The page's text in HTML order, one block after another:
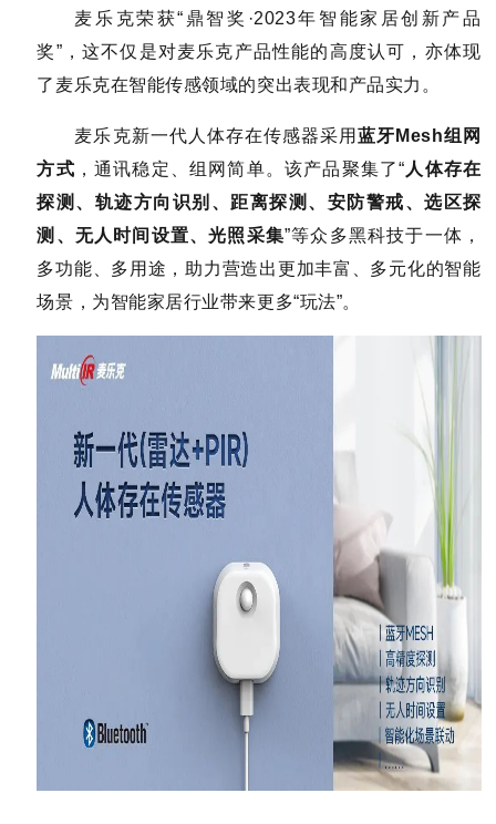
麦乐克荣获“ 鼎智奖·2023年智能家居创新产品
奖”，这不仅是对麦乐克产品性能的高度认可，亦体现
了麦乐克在智能传感领域的突出表现和产品实力。
麦乐克新一代人体存在传感器采用蓝牙Mesh组网
方式 ，通讯稳定、组网简单。该产品聚集了“ 人体存在
探测、轨迹方向识别、距离探测、安防警戒、选区探
测、无人时间设置、光照采集”等众多黑科技于一体，
多功能、多用途，助力营造出更加丰富、多元化的智能
场景，为智能家居行业带来更多“玩法”。